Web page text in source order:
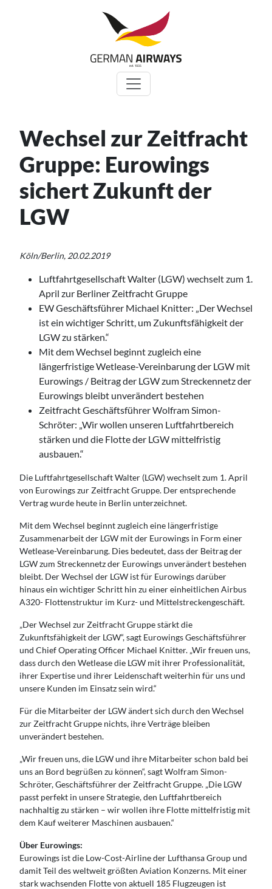
Wechsel zur Zeitfracht
Gruppe: Eurowings
sichert Zukunft der
LGW
Köln/Berlin, 20.02.2019
Luftfahrtgesellschaft Walter (LGW) wechselt zum 1.
April zur Berliner Zeitfracht Gruppe
EW Geschäftsführer Michael Knitter: „Der Wechsel
ist ein wichtiger Schritt, um Zukunftsfähigkeit der
LGW zu stärken.“
Mit dem Wechsel beginnt zugleich eine
längerfristige Wetlease-Vereinbarung der LGW mit
Eurowings / Beitrag der LGW zum Streckennetz der
Eurowings bleibt unverändert bestehen
Zeitfracht Geschäftsführer Wolfram Simon-
Schröter: „Wir wollen unseren Luftfahrtbereich
stärken und die Flotte der LGW mittelfristig
ausbauen.“
Die Luftfahrtgesellschaft Walter (LGW) wechselt zum 1. April
von Eurowings zur Zeitfracht Gruppe. Der entsprechende
Vertrag wurde heute in Berlin unterzeichnet.
Mit dem Wechsel beginnt zugleich eine längerfristige
Zusammenarbeit der LGW mit der Eurowings in Form einer
Wetlease-Vereinbarung. Dies bedeutet, dass der Beitrag der
LGW zum Streckennetz der Eurowings unverändert bestehen
bleibt. Der Wechsel der LGW ist für Eurowings darüber
hinaus ein wichtiger Schritt hin zu einer einheitlichen Airbus
A320- Flottenstruktur im Kurz- und Mittelstreckengeschäft.
„Der Wechsel zur Zeitfracht Gruppe stärkt die
Zukunftsfähigkeit der LGW“, sagt Eurowings Geschäftsführer
und Chief Operating Officer Michael Knitter. „Wir freuen uns,
dass durch den Wetlease die LGW mit ihrer Professionalität,
ihrer Expertise und ihrer Leidenschaft weiterhin für uns und
unsere Kunden im Einsatz sein wird.“
Für die Mitarbeiter der LGW ändert sich durch den Wechsel
zur Zeitfracht Gruppe nichts, ihre Verträge bleiben
unverändert bestehen.
„Wir freuen uns, die LGW und ihre Mitarbeiter schon bald bei
uns an Bord begrüßen zu können“, sagt Wolfram Simon-
Schröter, Geschäftsführer der Zeitfracht Gruppe. „Die LGW
passt perfekt in unsere Strategie, den Luftfahrtbereich
nachhaltig zu stärken – wir wollen ihre Flotte mittelfristig mit
dem Kauf weiterer Maschinen ausbauen.“
Über Eurowings:
Eurowings ist die Low-Cost-Airline der Lufthansa Group und
damit Teil des weltweit größten Aviation Konzerns. Mit einer
stark wachsenden Flotte von aktuell 185 Flugzeugen ist